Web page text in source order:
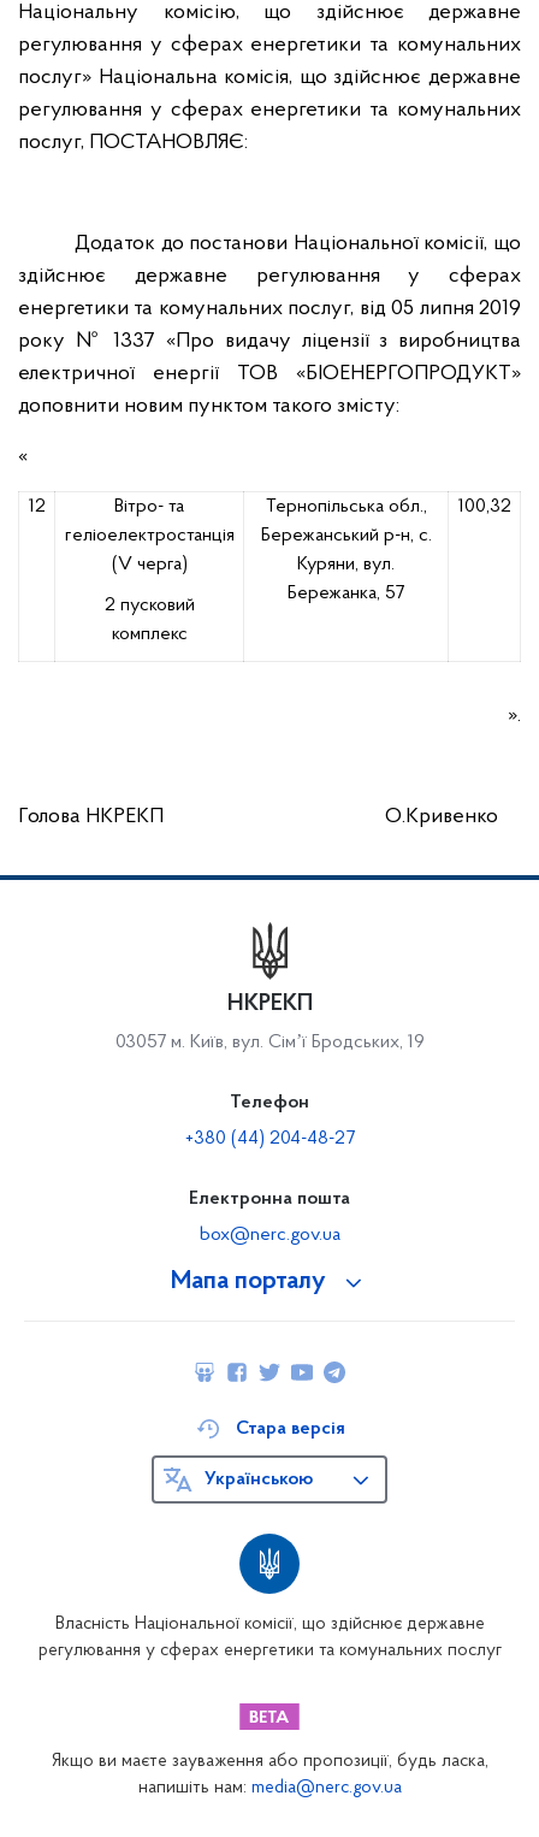
Національну комісію, що здійснює державне
регулювання у сферах енергетики та комунальних
послуг» Національна комісія, що здійснює державне
регулювання у сферах енергетики та комунальних
послуг, ПОСТАНОВЛЯЄ:
Додаток до постанови Національної комісії, що
здійснює державне регулювання у сферах
енергетики та комунальних послуг, від 05 липня 2019
року № 1337 «Про видачу ліцензії з виробництва
електричної енергії ТОВ «БІОЕНЕРГОПРОДУКТ»
доповнити новим пунктом такого змісту:
«
12
Вітро- та
геліоелектростанція
(V черга)
2 пусковий
комплекс
Тернопільська обл.,
Бережанський р-н, с.
Куряни, вул.
Бережанка, 57
100,32
».
Голова НКРЕКП О.Кривенко
Мапа порталу
НКРЕКП
03057 м. Київ, вул. Сімʼї Бродських, 19
Телефон
+380 (44) 204-48-27
Електронна пошта
box@nerc.gov.ua
Власність Національної комісії, що здійснює державне
регулювання у сферах енергетики та комунальних послуг
Стара версія
Українською
Якщо ви маєте зауваження або пропозиції, будь ласка,
напишіть нам: media@nerc.gov.ua